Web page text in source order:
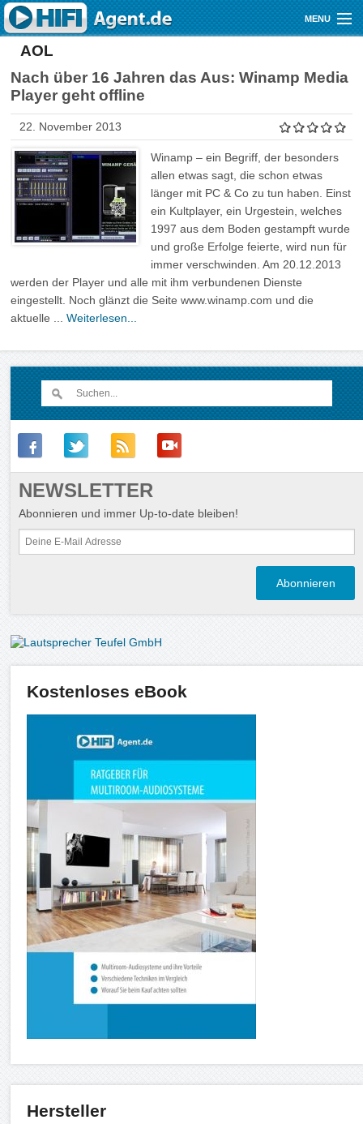
Direkt zum Inhalt
MENU
Gutscheine
Audio
Video
Mobile
Shop
AOL
Nach über 16 Jahren das Aus: Winamp Media
Player geht offline
22. November 2013
Winamp – ein Begriff, der besonders
allen etwas sagt, die schon etwas
länger mit PC & Co zu tun haben. Einst
ein Kultplayer, ein Urgestein, welches
1997 aus dem Boden gestampft wurde
und große Erfolge feierte, wird nun für
immer verschwinden. Am 20.12.2013
werden der Player und alle mit ihm verbundenen Dienste
eingestellt. Noch glänzt die Seite www.winamp.com und die
aktuelle ...Weiterlesen...
NEWSLETTER
Abonnieren und immer Up-to-date bleiben!
Kostenloses eBook
Hersteller